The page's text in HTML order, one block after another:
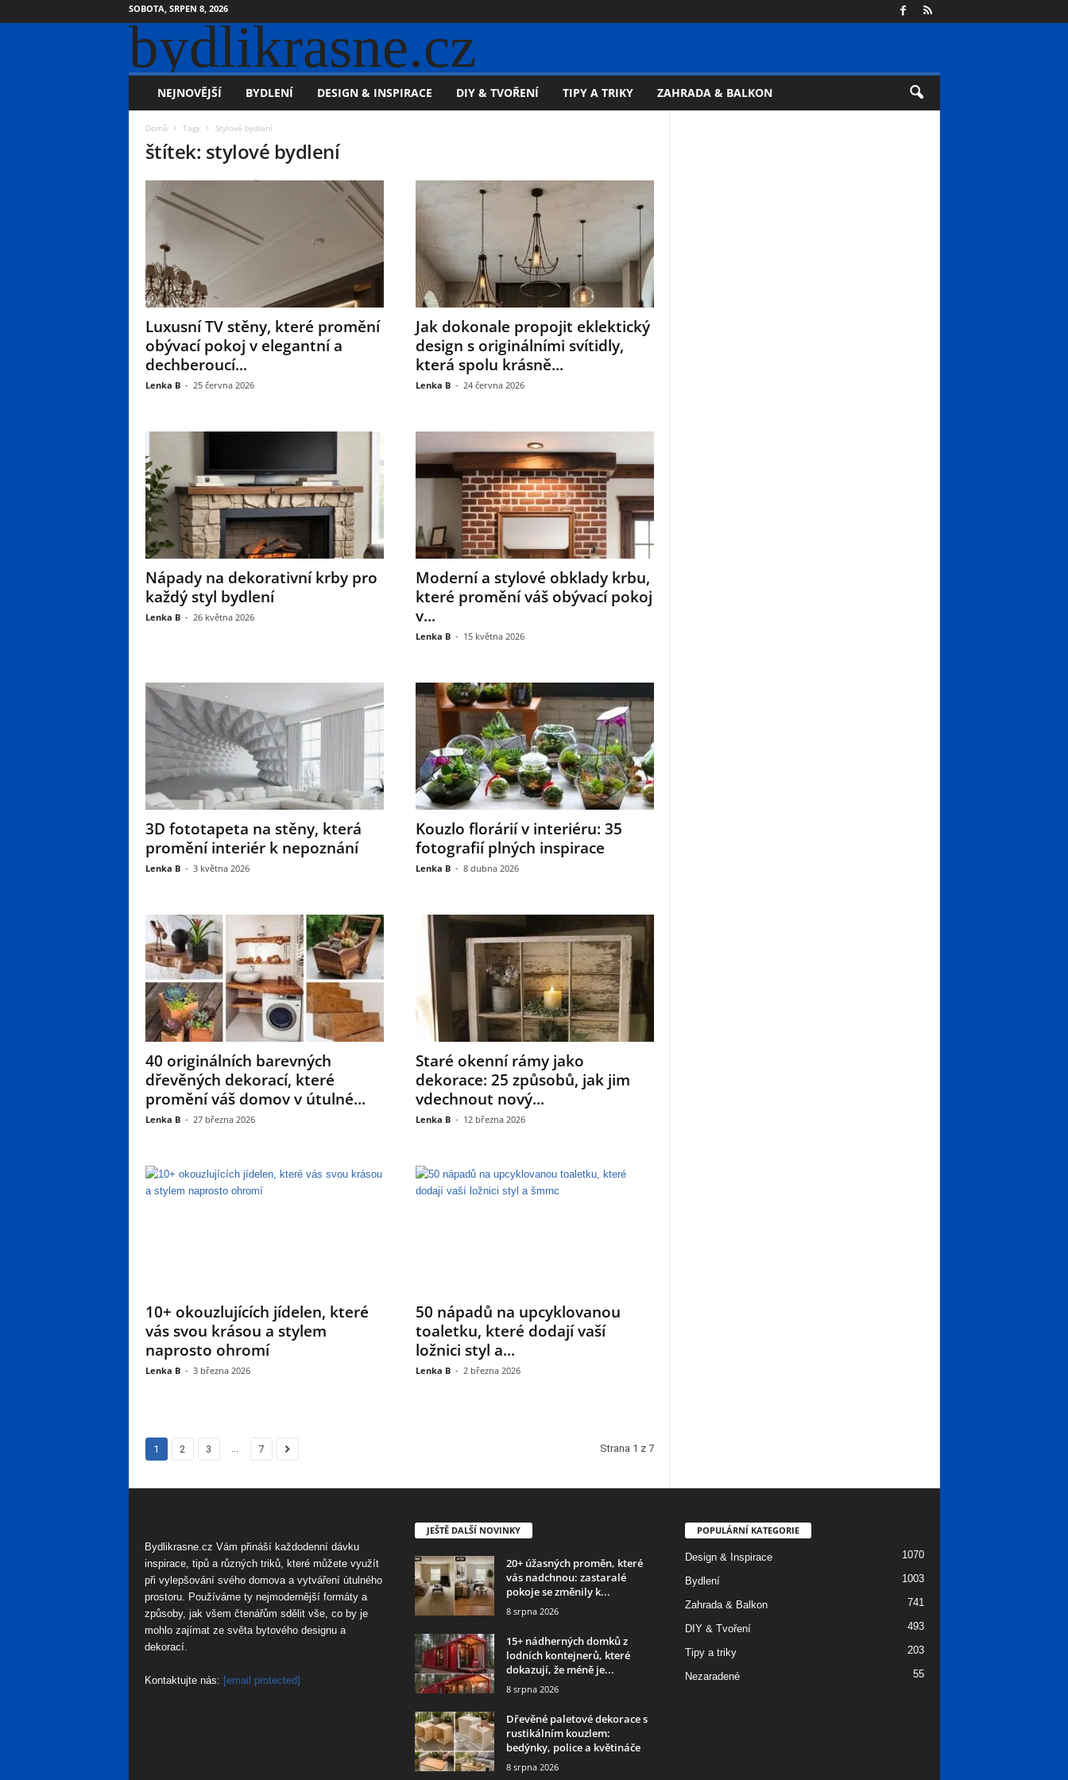
SOBOTA, SRPEN 8, 2026
bydlikrasne.cz
NEJNOVĚJŠÍ BYDLENÍ DESIGN & INSPIRACE DIY & TVOŘENÍ TIPY A TRIKY ZAHRADA & BALKON
Domů Tagy Stylové bydlení
štítek: stylové bydlení
Luxusní TV stěny, které promění
obývací pokoj v elegantní a
dechberoucí...
Lenka B - 25 června 2026
Jak dokonale propojit eklektický
design s originálními svítidly,
která spolu krásně...
Lenka B - 24 června 2026
Nápady na dekorativní krby pro
každý styl bydlení
Lenka B - 26 května 2026
Moderní a stylové obklady krbu,
které promění váš obývací pokoj
v...
Lenka B - 15 května 2026
3D fototapeta na stěny, která
promění interiér k nepoznání
Lenka B - 3 května 2026
Kouzlo florárií v interiéru: 35
fotografií plných inspirace
Lenka B - 8 dubna 2026
40 originálních barevných
dřevěných dekorací, které
promění váš domov v útulné...
Lenka B - 27 března 2026
Staré okenní rámy jako
dekorace: 25 způsobů, jak jim
vdechnout nový...
Lenka B - 12 března 2026
10+ okouzlujících jídelen, které
vás svou krásou a stylem
naprosto ohromí
Lenka B - 3 března 2026
50 nápadů na upcyklovanou
toaletku, které dodají vaší
ložnici styl a...
Lenka B - 2 března 2026
1 2 3 ... 7 Strana 1 z 7
Bydlikrasne.cz Vám přináší každodenní dávku
inspirace, tipů a různých triků, které můžete využít
při vylepšování svého domova a vytváření útulného
prostoru. Používáme ty nejmodernější formáty a
způsoby, jak všem čtenářům sdělit vše, co by je
mohlo zajímat ze světa bytového designu a
dekorací.
Kontaktujte nás: [email protected]
JEŠTĚ DALŠÍ NOVINKY
20+ úžasných proměn, které
vás nadchnou: zastaralé
pokoje se změnily k...
8 srpna 2026
15+ nádherných domků z
lodních kontejnerů, které
dokazují, že méně je...
8 srpna 2026
Dřevěné paletové dekorace s
rustikálním kouzlem:
bedýnky, police a květináče
8 srpna 2026
POPULÁRNÍ KATEGORIE
Design & Inspirace 1070
Bydlení 1003
Zahrada & Balkon 741
DIY & Tvoření 493
Tipy a triky 203
Nezaradené 55